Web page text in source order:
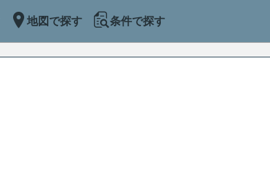
地図で探す 条件で探す